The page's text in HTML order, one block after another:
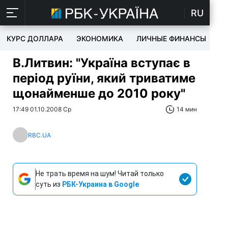
RU
КУРС ДОЛЛАРА ЭКОНОМИКА ЛИЧНЫЕ ФИНАНСЫ
В.Литвин: "Україна вступає в
період руїни, який триватиме
щонайменше до 2010 року"
17:49 01.10.2008 Ср 14 мин
RBC.UA
Не трать время на шум! Читай только
суть из РБК-Украина в Google